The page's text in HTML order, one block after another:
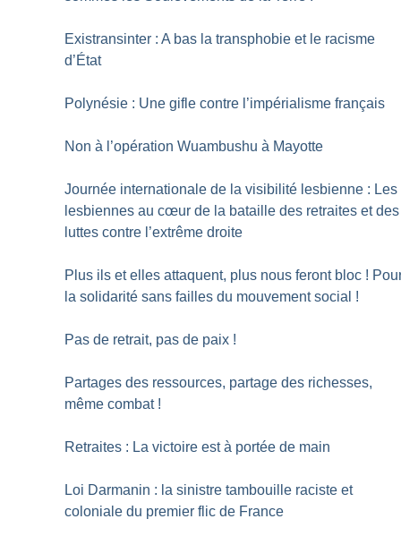
Existransinter : A bas la transphobie et le racisme
d’État
Polynésie : Une gifle contre l’impérialisme français
Non à l’opération Wuambushu à Mayotte
Journée internationale de la visibilité lesbienne : Les
lesbiennes au cœur de la bataille des retraites et des
luttes contre l’extrême droite
Plus ils et elles attaquent, plus nous feront bloc !
la solidarité sans failles du mouvement social !
Pas de retrait, pas de paix !
Partages des ressources, partage des richesses,
même combat !
Retraites : La victoire est à portée de main
Loi Darmanin : la sinistre tambouille raciste et
coloniale du premier flic de France